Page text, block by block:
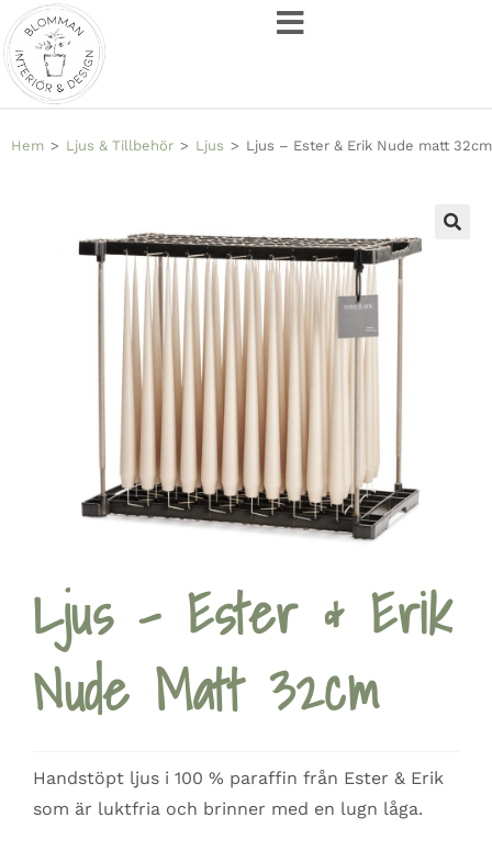
Hem > Ljus & Tillbehör > Ljus > Ljus – Ester & Erik Nude matt 32cm
Ljus – Ester & Erik
Nude Matt 32cm
Handstöpt ljus i 100 % paraffin från Ester & Erik
som är luktfria och brinner med en lugn låga.